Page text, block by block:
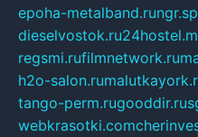
epoha-metalband.ru
dieselvostok.ru
regsmi.rufilmnetwork.ru
h2o-salon.ru
tango-perm.rugooddir.ru
webkrasotki.com